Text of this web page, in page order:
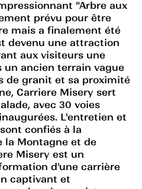
"Arbre aux
prévu pour être
mais a finalement été
devenu une attraction
aux visiteurs une
un ancien terrain vague
de granit et sa proximité
Carriere Misery sert
avec 30 voies
L'entretien et
confiés à la
la Montagne et de
Misery est un
d'une carrière
captivant et